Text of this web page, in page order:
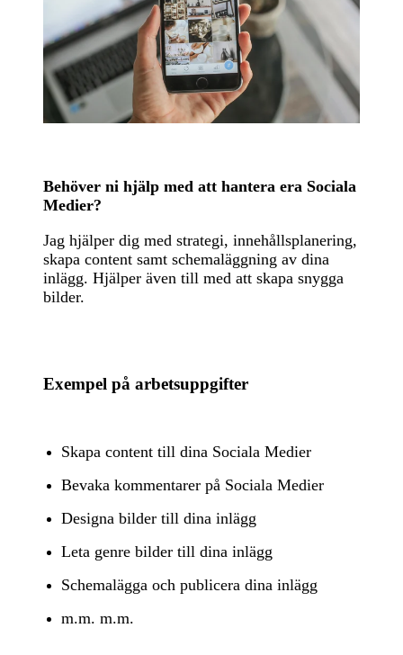
Behöver ni hjälp med att hantera era Sociala
Medier?
Jag hjälper dig med strategi, innehållsplanering,
skapa content samt schemaläggning av dina
inlägg. Hjälper även till med att skapa snygga
bilder.
Exempel på arbetsuppgifter
Skapa content till dina Sociala Medier
Bevaka kommentarer på Sociala Medier
Designa bilder till dina inlägg
Leta genre bilder till dina inlägg
Schemalägga och publicera dina inlägg
m.m. m.m.